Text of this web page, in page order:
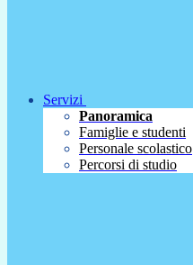
Servizi
Panoramica
Famiglie e studenti
Personale scolastico
Percorsi di studio